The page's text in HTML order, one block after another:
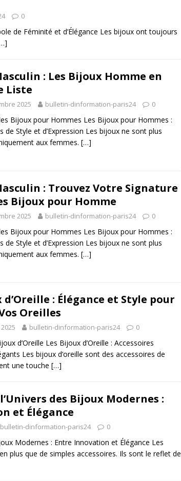
0
de Féminité et d’Élégance Les bijoux ont toujours
: Les Bijoux Homme en
Liste
2025 bulletin-dinformation-paris24 0
Bijoux pour Hommes Les Bijoux pour Hommes :
de Style et d’Expression Les bijoux ne sont plus
aux femmes. […]
: Trouvez Votre Signature
Bijoux pour Homme
2025 bulletin-dinformation-paris24 0
Bijoux pour Hommes Les Bijoux pour Hommes :
de Style et d’Expression Les bijoux ne sont plus
aux femmes. […]
d’Oreille : Élégance et Style pour
Oreilles
bulletin-dinformation-paris24 0
d’Oreille Les Bijoux d’Oreille : Accessoires
Les bijoux d’oreille sont des accessoires de
une touche […]
des Bijoux Modernes :
et Élégance
bulletin-dinformation-paris24 0
Modernes : Entre Innovation et Élégance Les
plus que de simples accessoires. Ils sont le reflet de